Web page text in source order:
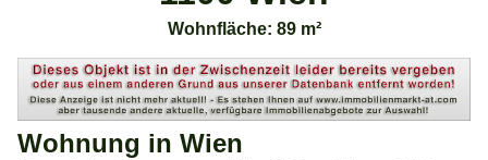
Wohnfläche: 89 m²
Wohnung in Wien